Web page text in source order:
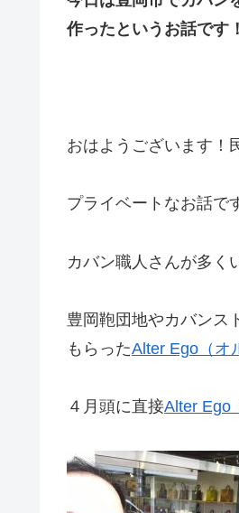
作ったというお話です
おはようございます！
プライベートなお話で
カバン職人さんが多く
豊岡鞄団地やカバンス
もらったAlter Ego（オ
４月頭に直接Alter Ego